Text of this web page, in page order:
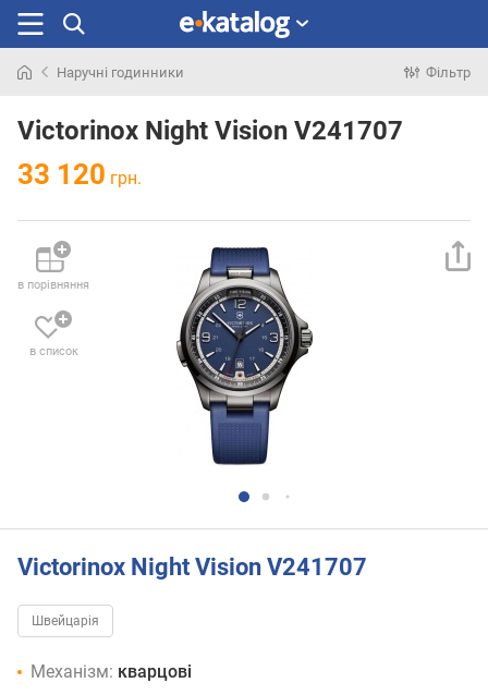
раніше
Наручні годинники Фільтр
Victorinox Night Vision V241707
33 120 грн.
в порівняння
в список
Victorinox Night Vision V241707
Швейцарія
Механізм: кварцові